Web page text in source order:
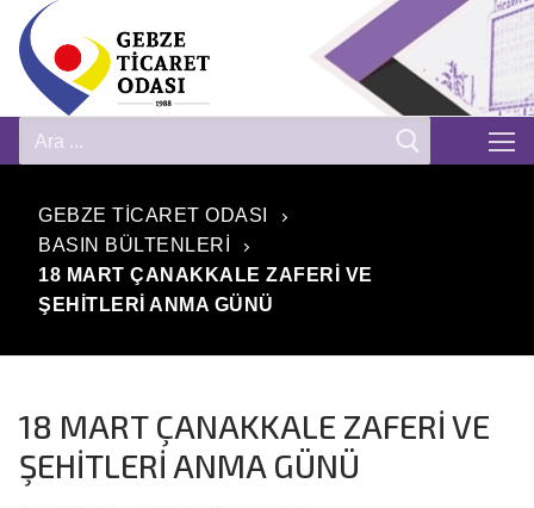
GEBZE TICARET ODASI
BASIN BÜLTENLERI
18 MART ÇANAKKALE ZAFERİ VE
ŞEHİTLERİ ANMA GÜNÜ
18 MART ÇANAKKALE ZAFERİ VE
ŞEHİTLERİ ANMA GÜNÜ